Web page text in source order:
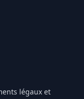
légaux et